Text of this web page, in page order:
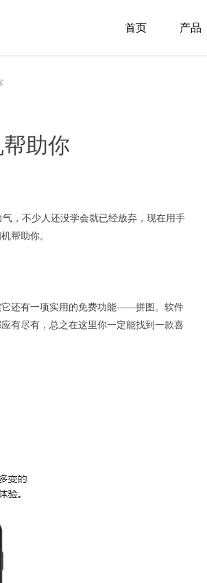
首页 产品
助你
，不少人还没学会就已经放弃，现在用手
帮助你。
它还有一项实用的免费功能——拼图。软件
有尽有，总之在这里你一定能找到一款喜